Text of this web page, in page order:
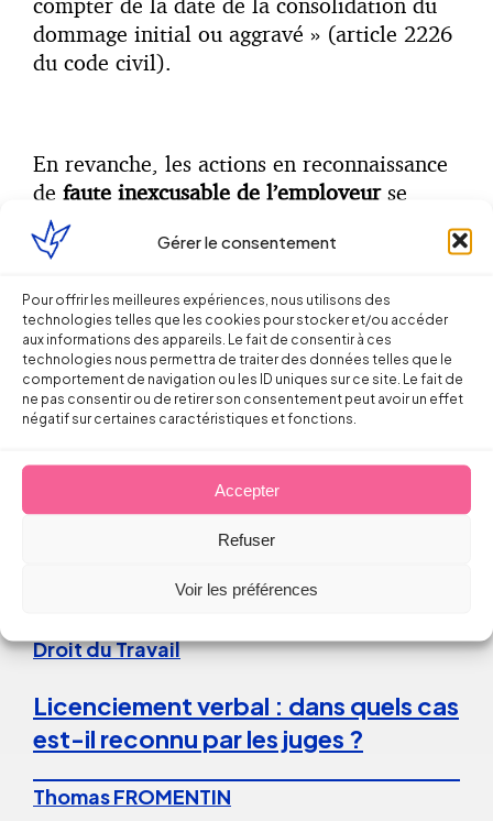
Gérer le consentement
Pour offrir les meilleures expériences, nous utilisons des
technologies telles que les cookies pour stocker et/ou accéder
aux informations des appareils. Le fait de consentir à ces
technologies nous permettra de traiter des données telles que le
comportement de navigation ou les ID uniques sur ce site. Le fait de
ne pas consentir ou de retirer son consentement peut avoir un effet
négatif sur certaines caractéristiques et fonctions.
Accepter
Refuser
Voir les préférences
dommage initial ou aggravé » (article 2226
du code civil).
En revanche, les actions en reconnaissance
de faute inexcusable de l’employeurse
prescrivent quant à elles par
(article L.431-2 du code de la sécurité
Partager sur
Continuer la lecture
Droit du Travail
Licenciement verbal : dans quels cas
est-il reconnu par les juges ?
Thomas FROMENTIN